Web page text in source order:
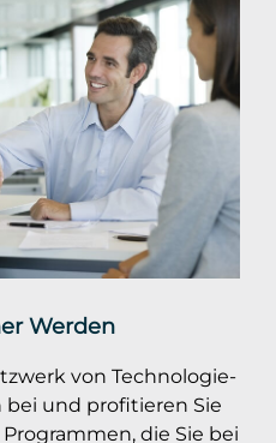
Werden
von Technologie-
und profitieren Sie
die Sie bei